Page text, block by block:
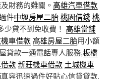
財務的難關。 高雄汽車借款
件中壢房屋二胎桃園借錢桃
少貸不到免收費！ 高雄當舖
車借款高雄房屋二胎用小額
貸款一通電話專人服務,板橋
款新莊機車借款 土城機車
真容迅速過件好貼心信貸貸款,